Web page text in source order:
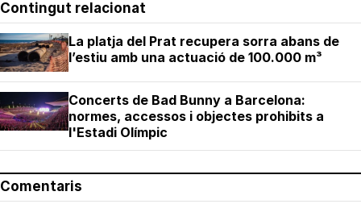
Contingut relacionat
La platja del Prat recupera sorra abans de
l’estiu amb una actuació de 100.000 m³
Concerts de Bad Bunny a Barcelona:
normes, accessos i objectes prohibits a
l'Estadi Olímpic
Comentaris